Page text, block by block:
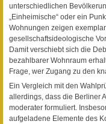
unterschiedlichen
„Einheimische“ oder ein
Wohnungen zeigen
gesellschaftsideologische
Damit verschiebt sich die
bezahlbarer Wohnraum
Frage, wer Zugang zu den
Ein Vergleich mit den
allerdings, dass die Berliner
moderater formuliert.
aufgeladene Elemente des